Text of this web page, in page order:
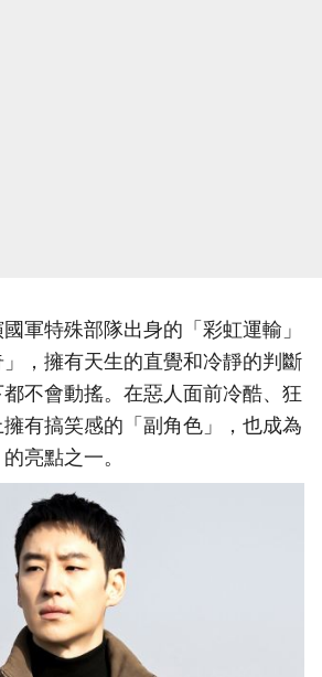
軍特殊部隊出身的「彩虹運輸」
，擁有天生的直覺和冷靜的判斷
不會動搖。在惡人面前冷酷、狂
有搞笑感的「副角色」，也成為
亮點之一。